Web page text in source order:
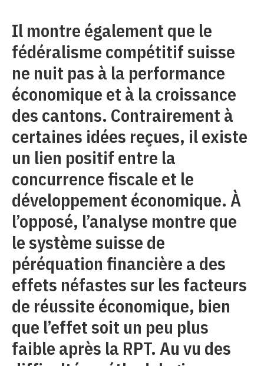
Il montre également que le
fédéralisme compétitif suisse
ne nuit pas à la performance
économique et à la croissance
des cantons. Contrairement à
certaines idées reçues, il existe
un lien positif entre la
concurrence fiscale et le
développement économique. À
l’opposé, l’analyse montre que
le système suisse de
péréquation financière a des
effets néfastes sur les facteurs
de réussite économique, bien
que l’effet soit un peu plus
faible après la RPT. Au vu des